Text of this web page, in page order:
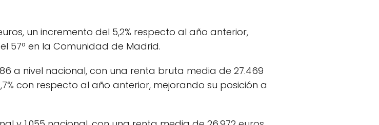
un incremento del 5,2% respecto al año anterior,
57º en la Comunidad de Madrid.
a nivel nacional, con una renta bruta media de 27.469
con respecto al año anterior, mejorando su posición a